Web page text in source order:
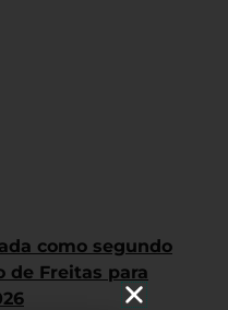
como segundo
de Freitas para